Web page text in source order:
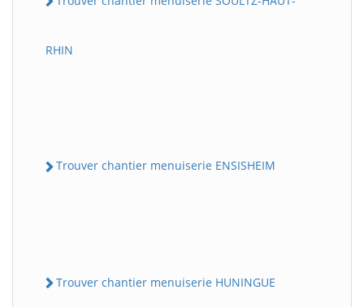
RHIN
Trouver chantier menuiserie ENSISHEIM
Trouver chantier menuiserie HUNINGUE